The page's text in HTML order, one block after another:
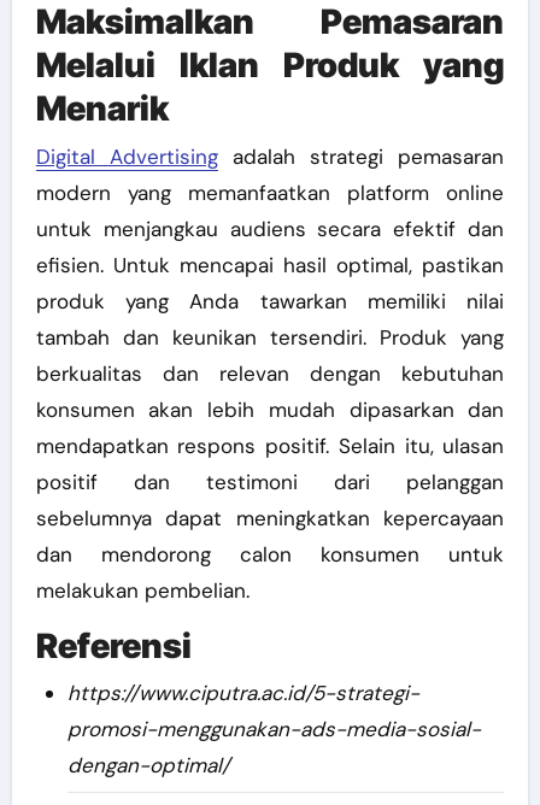
Maksimalkan Pemasaran
Melalui Iklan Produk yang
Menarik
Digital Advertisingadalah strategi pemasaran
modern yang memanfaatkan platform online
untuk menjangkau audiens secara efektif dan
efisien. Untuk mencapai hasil optimal, pastikan
produk yang Anda tawarkan memiliki nilai
tambah dan keunikan tersendiri. Produk yang
berkualitas dan relevan dengan kebutuhan
konsumen akan lebih mudah dipasarkan dan
mendapatkan respons positif. Selain itu, ulasan
positif dan testimoni dari pelanggan
sebelumnya dapat meningkatkan kepercayaan
dan mendorong calon konsumen untuk
melakukan pembelian.
Referensi
https://www.ciputra.ac.id/5-strategi-
promosi-menggunakan-ads-media-sosial-
dengan-optimal/